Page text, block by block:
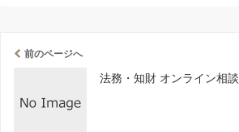
前のページへ
法務・知財 オンライン相談